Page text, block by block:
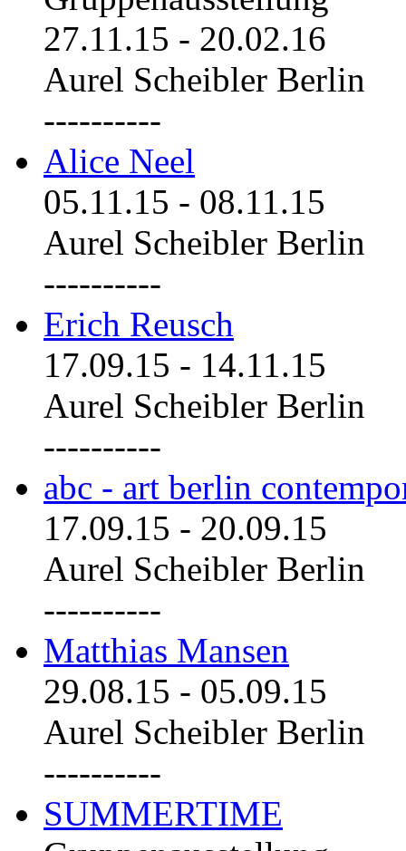
27.11.15 - 20.02.16
Aurel Scheibler Berlin
----------
Alice Neel
05.11.15 - 08.11.15
Aurel Scheibler Berlin
----------
Erich Reusch
17.09.15 - 14.11.15
Aurel Scheibler Berlin
----------
abc - art berlin
17.09.15 - 20.09.15
Aurel Scheibler Berlin
----------
Matthias Mansen
29.08.15 - 05.09.15
Aurel Scheibler Berlin
----------
SUMMERTIME